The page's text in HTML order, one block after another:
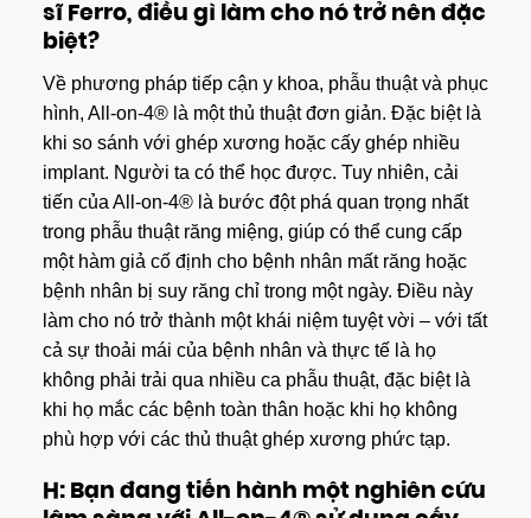
sĩ Ferro, điều gì làm cho nó trở nên đặc
biệt?
Về phương pháp tiếp cận y khoa, phẫu thuật và phục
hình, All-on-4® là một thủ thuật đơn giản. Đặc biệt là
khi so sánh với ghép xương hoặc cấy ghép nhiều
implant. Người ta có thể học được. Tuy nhiên, cải
tiến của All-on-4® là bước đột phá quan trọng nhất
trong phẫu thuật răng miệng, giúp có thể cung cấp
một hàm giả cố định cho bệnh nhân mất răng hoặc
bệnh nhân bị suy răng chỉ trong một ngày. Điều này
làm cho nó trở thành một khái niệm tuyệt vời – với tất
cả sự thoải mái của bệnh nhân và thực tế là họ
không phải trải qua nhiều ca phẫu thuật, đặc biệt là
khi họ mắc các bệnh toàn thân hoặc khi họ không
phù hợp với các thủ thuật ghép xương phức tạp.
H: Bạn đang tiến hành một nghiên cứu